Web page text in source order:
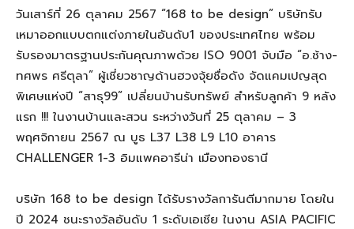
วันเสาร์ที่ 26 ตุลาคม 2567 “168 to be design” บริษัทรับ
เหมาออกแบบตกแต่งภายในอันดับ1 ของประเทศไทย พร้อม
รับรองมาตรฐานประกันคุณภาพด้วย ISO 9001 จับมือ “อ.ช้าง-
ทศพร ศรีตุลา” ผู้เชี่ยวชาญด้านฮวงจุ้ยชื่อดัง จัดแคมเปญสุด
พิเศษแห่งปี “สาธุ99” เปลี่ยนบ้านรับทรัพย์ สำหรับลูกค้า 9 หลัง
แรก !!! ในงานบ้านและสวน ระหว่างวันที่ 25 ตุลาคม – 3
พฤศจิกายน 2567 ณ บูธ L37 L38 L9 L10 อาคาร
CHALLENGER 1-3 อิมแพคอารีน่า เมืองทองธานี
บริษัท 168 to be design ได้รับรางวัลการันตีมากมาย โดยใน
ปี 2024 ชนะรางวัลอันดับ 1 ระดับเอเชีย ในงาน ASIA PACIFIC